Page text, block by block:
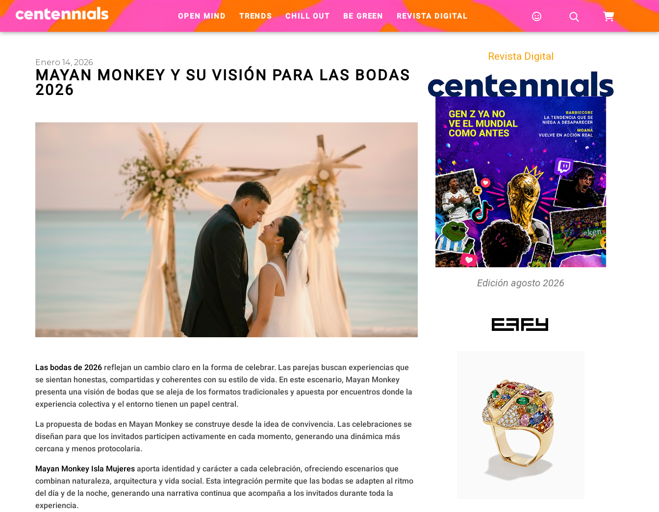
OPEN MIND TRENDS CHILL OUT BE GREEN REVISTA DIGITAL
Enero 14, 2026
MAYAN MONKEY Y SU VISIÓN PARA LAS BODAS
2026
Las bodas de 2026 reflejan un cambio claro en la forma de celebrar. Las parejas buscan experiencias que
se sientan honestas, compartidas y coherentes con su estilo de vida. En este escenario, Mayan Monkey
presenta una visión de bodas que se aleja de los formatos tradicionales y apuesta por encuentros donde la
experiencia colectiva y el entorno tienen un papel central.
La propuesta de bodas en Mayan Monkey se construye desde la idea de convivencia. Las celebraciones se
diseñan para que los invitados participen activamente en cada momento, generando una dinámica más
cercana y menos protocolaria.
Mayan Monkey Isla Mujeresaporta identidad y carácter a cada celebración, ofreciendo escenarios que
combinan naturaleza, arquitectura y vida social. Esta integración permite que las bodas se adapten al ritmo
del día y de la noche, generando una narrativa continua que acompaña a los invitados durante toda la
experiencia.
Revista Digital
Edición agosto 2026